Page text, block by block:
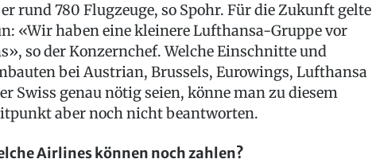
rund 780 Flugzeuge, so Spohr. Für die Zukunft gelte
«Wir haben eine kleinere Lufthansa-Gruppe vor
so der Konzernchef. Welche Einschnitte und
bei Austrian, Brussels, Eurowings, Lufthansa
Swiss genau nötig seien, könne man zu diesem
aber noch nicht beantworten.
Airlines können noch zahlen?